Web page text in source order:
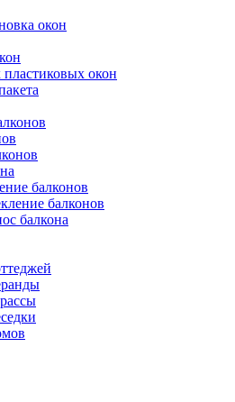
окон
пластиковых окон
балконов
балконов
балкона